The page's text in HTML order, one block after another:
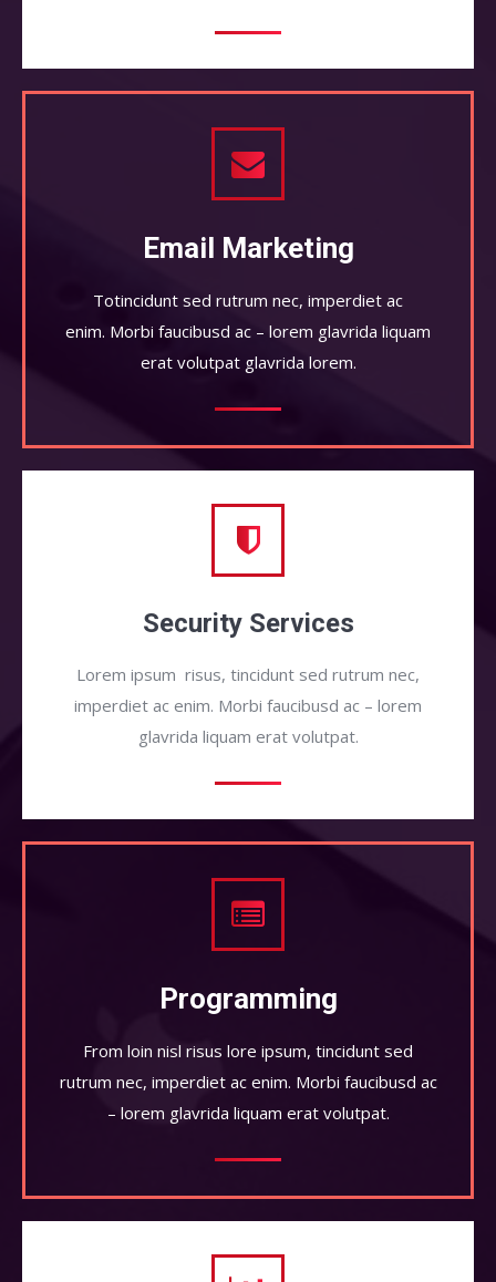
Email Marketing
Totincidunt sed rutrum nec, imperdiet ac
enim. Morbi faucibusd ac – lorem glavrida liquam
erat volutpat glavrida lorem.
Security Services
Lorem ipsum risus, tincidunt sed rutrum nec,
imperdiet ac enim. Morbi faucibusd ac – lorem
glavrida liquam erat volutpat.
Programming
From loin nisl risus lore ipsum, tincidunt sed
rutrum nec, imperdiet ac enim. Morbi faucibusd ac
– lorem glavrida liquam erat volutpat.